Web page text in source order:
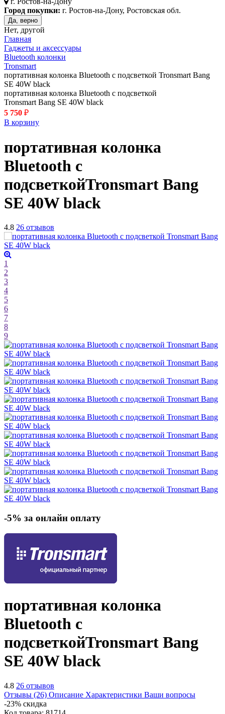
Город покупки: г. Ростов-на-Дону, Ростовская обл.
Да, верно
Нет, другой
Главная
Гаджеты и аксессуары
Bluetooth колонки
Tronsmart
портативная колонка Bluetooth с подсветкой Tronsmart Bang
SE 40W black
портативная колонка Bluetooth с подсветкой
Tronsmart Bang SE 40W black
5 750 ₽
В корзину
портативная колонка
Bluetooth с
подсветкойTronsmart Bang
SE 40Wblack
4.8 26 отзывов
1
2
3
4
5
6
7
8
9
-5% за онлайн оплату
портативная колонка
Bluetooth с
подсветкойTronsmart Bang
SE 40Wblack
4.8 26 отзывов
Отзывы (26) Описание Характеристики Ваши вопросы
-23% скидка